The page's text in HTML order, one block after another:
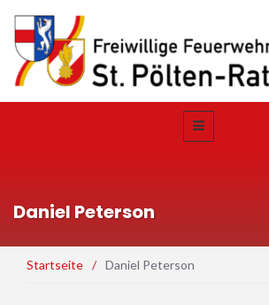
Daniel Peterson
Startseite / Daniel Peterson